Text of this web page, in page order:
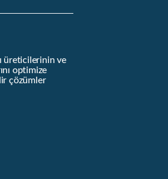
üreticilerinin ve
optimize
çözümler